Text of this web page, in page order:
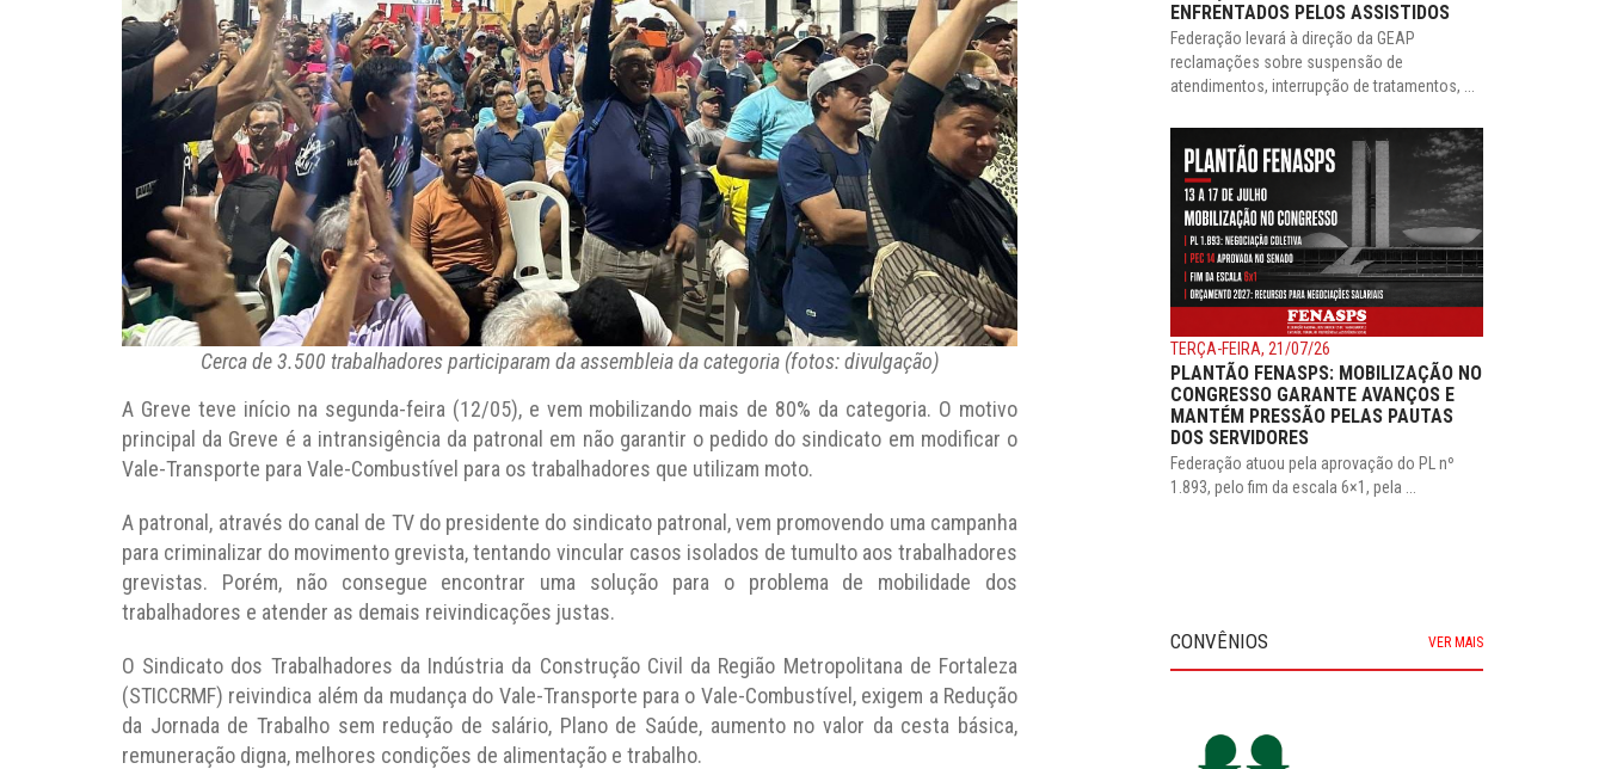
Cerca de 3.500 trabalhadores participaram da assembleia da categoria (fotos: divulgação)
A Greve teve início na segunda-feira (12/05), e vem mobilizando mais de 80% da categoria. O motivo
principal da Greve é a intransigência da patronal em não garantir o pedido do sindicato em modificar o
Vale-Transporte para Vale-Combustível para os trabalhadores que utilizam moto.
A patronal, através do canal de TV do presidente do sindicato patronal, vem promovendo uma campanha
para criminalizar do movimento grevista, tentando vincular casos isolados de tumulto aos trabalhadores
grevistas. Porém, não consegue encontrar uma solução para o problema de mobilidade dos
trabalhadores e atender as demais reivindicações justas.
O Sindicato dos Trabalhadores da Indústria da Construção Civil da Região Metropolitana de Fortaleza
(STICCRMF) reivindica além da mudança do Vale-Transporte para o Vale-Combustível, exigem a Redução
da Jornada de Trabalho sem redução de salário, Plano de Saúde, aumento no valor da cesta básica,
remuneração digna, melhores condições de alimentação e trabalho.
ENFRENTADOS PELOS ASSISTIDOS
Federação levará à direção da GEAP
reclamações sobre suspensão de
atendimentos, interrupção de tratamentos, ...
TERÇA-FEIRA, 21/07/26
PLANTÃO FENASPS: MOBILIZAÇÃO NO
CONGRESSO GARANTE AVANÇOS E
MANTÉM PRESSÃO PELAS PAUTAS
DOS SERVIDORES
Federação atuou pela aprovação do PL nº
1.893, pelo fim da escala 6×1, pela ...
CONVÊNIOS VER MAIS